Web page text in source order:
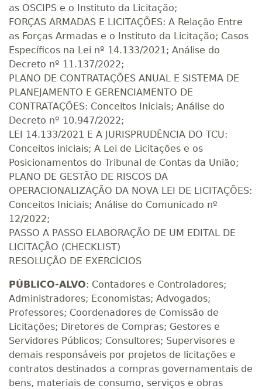
as OSCIPS e o Instituto da Licitação;
FORÇAS ARMADAS E LICITAÇÕES: A Relação Entre
as Forças Armadas e o Instituto da Licitação; Casos
Específicos na Lei nº 14.133/2021; Análise do
Decreto nº 11.137/2022;
PLANO DE CONTRATAÇÕES ANUAL E SISTEMA DE
PLANEJAMENTO E GERENCIAMENTO DE
CONTRATAÇÕES: Conceitos Iniciais; Análise do
Decreto nº 10.947/2022;
LEI 14.133/2021 E A JURISPRUDÊNCIA DO TCU:
Conceitos iniciais; A Lei de Licitações e os
Posicionamentos do Tribunal de Contas da União;
PLANO DE GESTÃO DE RISCOS DA
OPERACIONALIZAÇÃO DA NOVA LEI DE LICITAÇÕES:
Conceitos Iniciais; Análise do Comunicado nº
12/2022;
PASSO A PASSO ELABORAÇÃO DE UM EDITAL DE
LICITAÇÃO (CHECKLIST)
RESOLUÇÃO DE EXERCÍCIOS
PÚBLICO-ALVO: Contadores e Controladores;
Administradores; Economistas; Advogados;
Professores; Coordenadores de Comissão de
Licitações; Diretores de Compras; Gestores e
Servidores Públicos; Consultores; Supervisores e
demais responsáveis por projetos de licitações e
contratos destinados a compras governamentais de
bens, materiais de consumo, serviços e obras